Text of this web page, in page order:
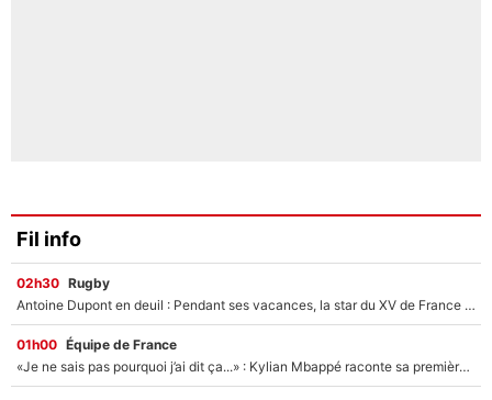
Fil info
02h30 Rugby
Antoine Dupont en deuil : Pendant ses vacances, la star du XV de France a perdu sa grand-mère
01h00 Équipe de France
«Je ne sais pas pourquoi j’ai dit ça...» : Kylian Mbappé raconte sa première rencontre avec Zinédine Zidane (et c’est très drôle)